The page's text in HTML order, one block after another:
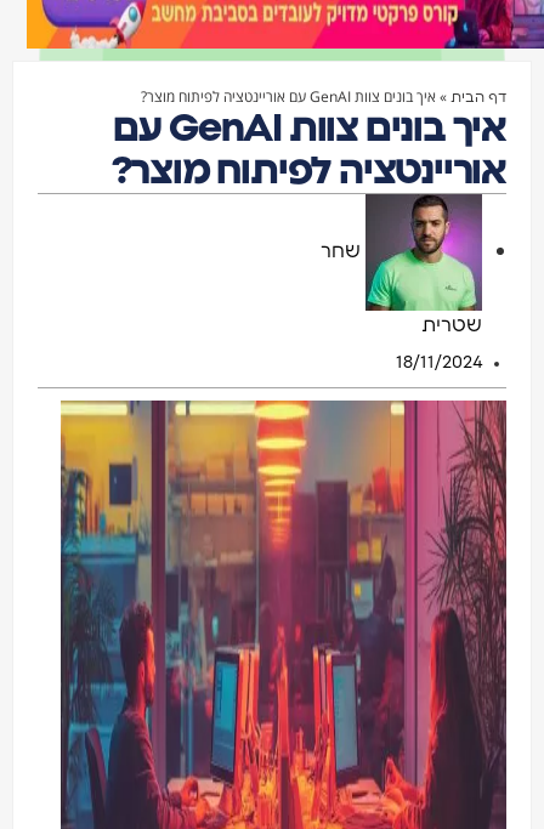
דף הבית » איך בונים צוות GenAI עם אוריינטציה לפיתוח מוצר?
איך בונים צוות GenAI עם
אוריינטציה לפיתוח מוצר?
שחר
שטרית
18/11/2024